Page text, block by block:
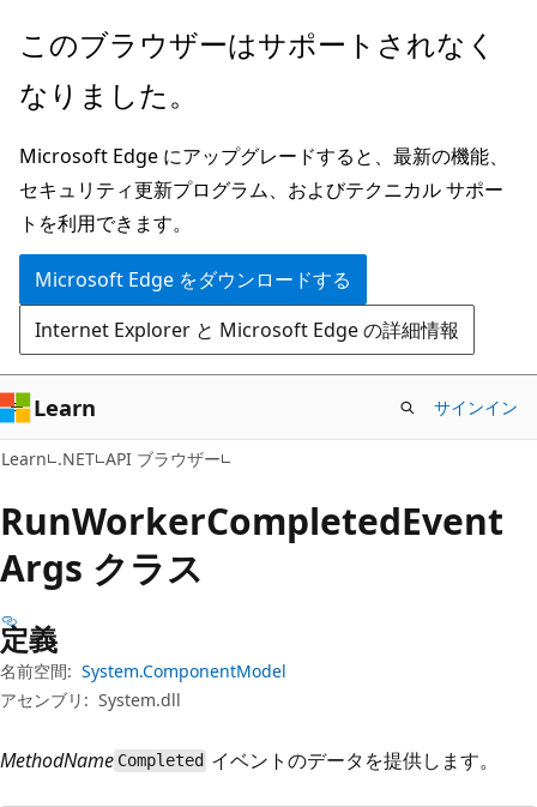
メ
ン
ン
テ
ン
ツ
に
ス
キ
ッ
プ
ペ
ジ
ナ
ビ
ゲ
ー
シ
ョ
ン
に
ス
キ
ッ
プ
このブラウザーはサポートされなく
なりました。
Microsoft Edge にアップグレードすると、最新の機能、
セキュリティ更新プログラム、およびテクニカル サポー
トを利用できます。
Microsoft Edge をダウンロードする
Internet Explorer と Microsoft Edge の詳細情報
Learn サインイン
Learn .NET API ブラウザー
RunWorkerCompletedEvent
Args クラス
定義
名前空間: System.ComponentModel
アセンブリ: System.dll
MethodName Completed イベントのデータを提供します。